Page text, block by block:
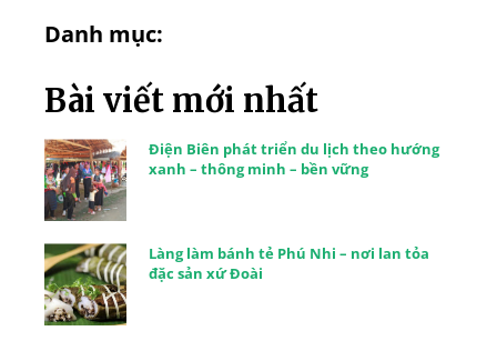
Danh mục:
Bài viết mới nhất
Điện Biên phát triển du lịch theo hướng
xanh – thông minh – bền vững
Làng làm bánh tẻ Phú Nhi – nơi lan tỏa
đặc sản xứ Đoài